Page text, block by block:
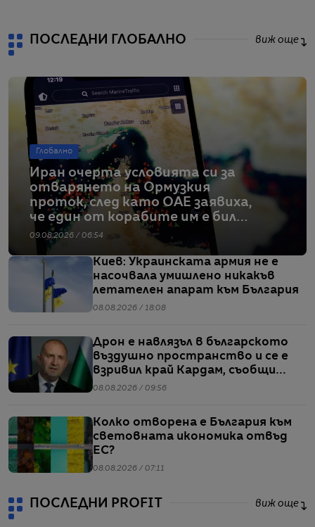
ПОСЛЕДНИ ГЛОБАЛНО виж още
Глобално
Иран очерта условията си за
отварянето на Ормузкия
проток, след като ОАЕ заявиха,
че един от корабите им е бил
обект на въздушен удар
09.08.2026 / 06:54
Киев: Украинската армия не е
насочвала умишлено никакъв
летателен апарат към България
08.08.2026 / 18:08
Дрон е навлязъл в българското
въздушно пространство и се е
взривил край Кардам, съобщи
Радев
08.08.2026 / 09:56
Колко отворена е България към
световната икономика отвъд
ЕС?
08.08.2026 / 07:11
ПОСЛЕДНИ PROFIT виж още